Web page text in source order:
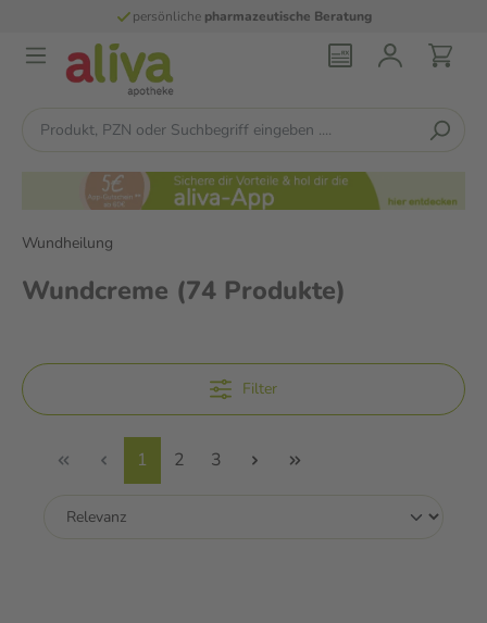
persönliche pharmazeutische Beratung
Wundheilung
Wundcreme (74 Produkte)
Filter
1 2 3